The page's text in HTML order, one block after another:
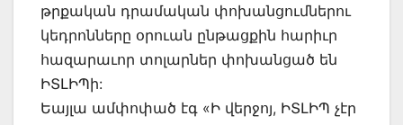
թրքական դրամական փոխանցումներու
կեդրոնները օրուան ընթացքին հարիւր
հազարաւոր տոլարներ փոխանցած են
ԻՏԼԻՊի:
Եայլա ամփոփած էգ «Ի վերջոյ, ԻՏԼԻՊ չէր